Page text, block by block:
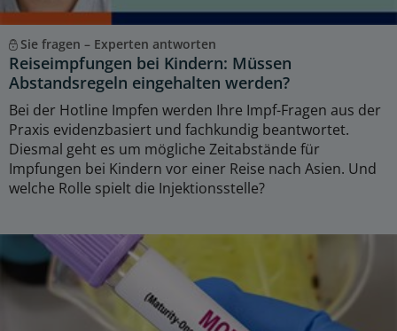
Sie fragen – Experten antworten
Reiseimpfungen bei Kindern: Müssen
Abstandsregeln eingehalten werden?
Bei der Hotline Impfen werden Ihre Impf-Fragen aus der
Praxis evidenzbasiert und fachkundig beantwortet.
Diesmal geht es um mögliche Zeitabstände für
Impfungen bei Kindern vor einer Reise nach Asien. Und
welche Rolle spielt die Injektionsstelle?